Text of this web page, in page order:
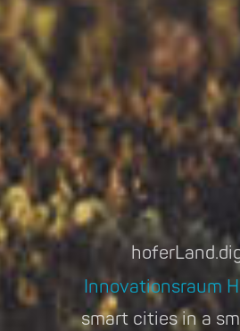
Innovationsraum
smart cities in a